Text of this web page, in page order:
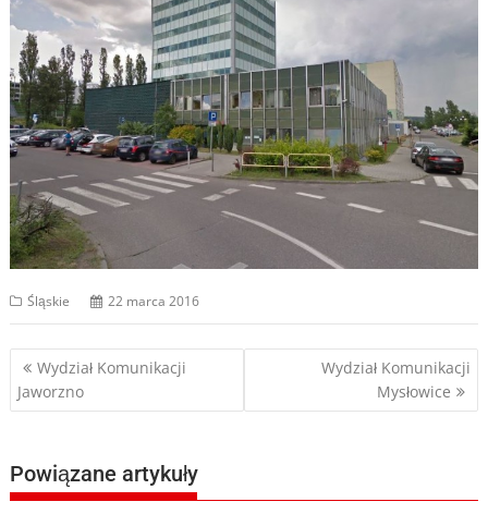
Śląskie 22 marca 2016
Nawigacja
wpisu
Wydział Komunikacji
Jaworzno
Wydział Komunikacji
Mysłowice
Powiązane artykuły